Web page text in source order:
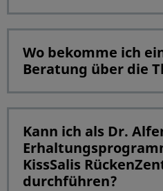
Wo bekomme ich
Beratung über die
Kann ich als Dr.
KissSalis
durchführen?